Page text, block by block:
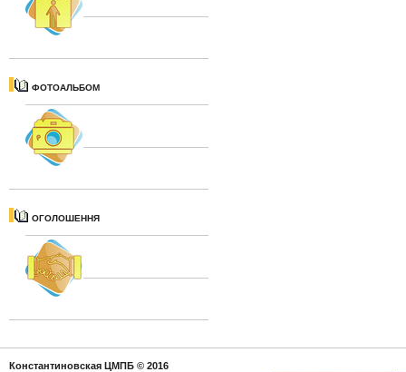
ФОТОАЛЬБОМ
ОГОЛОШЕННЯ
Константиновская ЦМПБ © 2016